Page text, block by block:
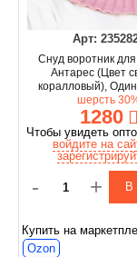
Арт:
Снуд воротник для
Антарес (Цвет
коралловый),
шерсть
1280
Чтобы увидеть
войдите на
- + В
Купить на
Ozon